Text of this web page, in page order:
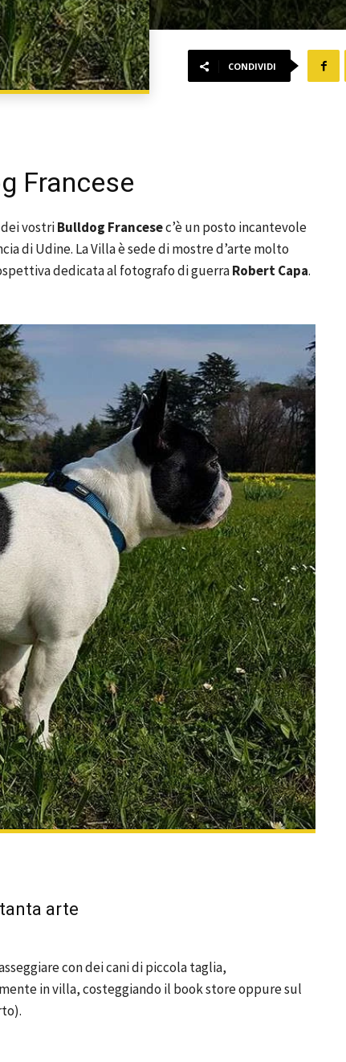
CONDIVIDI
Francese
vostriBulldog Francesec’è un posto incantevole
di Udine. La Villa è sede di mostre d’arte molto
dedicata al fotografo di guerraRobert Capa.
arte
con dei cani di piccola taglia,
in villa, costeggiando il book store oppure sul